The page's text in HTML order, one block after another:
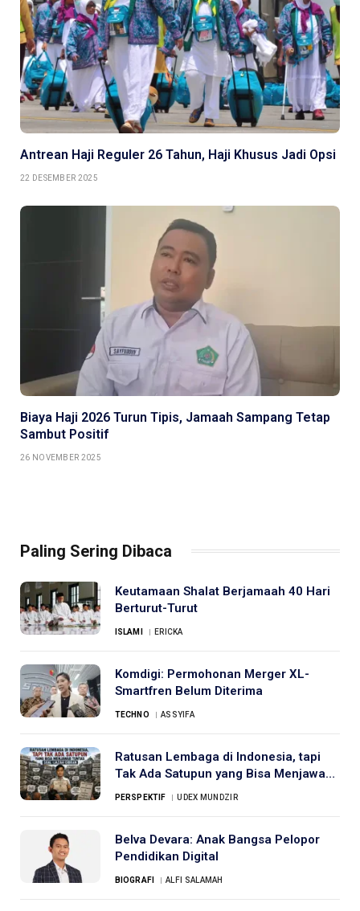
Antrean Haji Reguler 26 Tahun, Haji Khusus Jadi Opsi
22 DESEMBER 2025
Biaya Haji 2026 Turun Tipis, Jamaah Sampang Tetap
Sambut Positif
26 NOVEMBER 2025
Paling Sering Dibaca
Keutamaan Shalat Berjamaah 40 Hari
Berturut-Turut
ISLAMI ERICKA
Komdigi: Permohonan Merger XL-
Smartfren Belum Diterima
TECHNO ASSYIFA
Ratusan Lembaga di Indonesia, tapi
Tak Ada Satupun yang Bisa Menjawab
PERSPEKTIF UDEX MUNDZIR
Belva Devara: Anak Bangsa Pelopor
Pendidikan Digital
BIOGRAFI ALFI SALAMAH